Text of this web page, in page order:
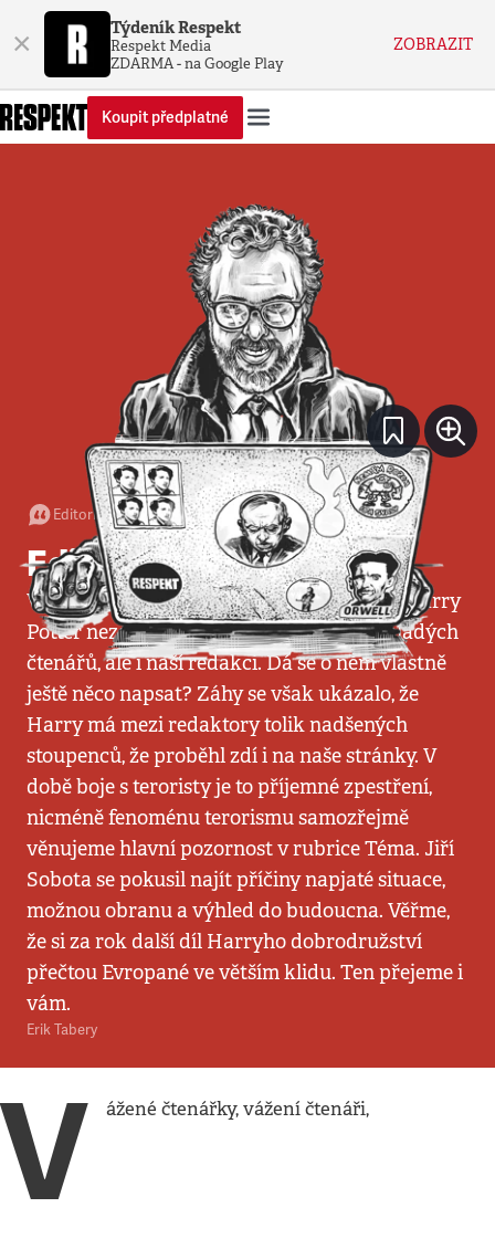
× Týdeník Respekt
Respekt Media
ZDARMA - na Google Play
ZOBRAZIT
Koupit předplatné
Editorial•24. 7. 2005 •1minuta
Editorial
Vážené čtenářky, vážení čtenáři, kouzelný Harry
Potter nezamotal hlavu jen tisícovkám mladých
čtenářů, ale i naší redakci. Dá se o něm vlastně
ještě něco napsat? Záhy se však ukázalo, že
Harry má mezi redaktory tolik nadšených
stoupenců, že proběhl zdí i na naše stránky. V
době boje s teroristy je to příjemné zpestření,
nicméně fenoménu terorismu samozřejmě
věnujeme hlavní pozornost v rubrice Téma. Jiří
Sobota se pokusil najít příčiny napjaté situace,
možnou obranu a výhled do budoucna. Věřme,
že si za rok další díl Harryho dobrodružství
přečtou Evropané ve větším klidu. Ten přejeme i
vám.
Erik Tabery
V ážené čtenářky, vážení čtenáři,